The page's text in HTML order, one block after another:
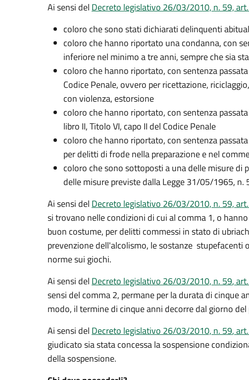
Ai sensi del Decreto legislativo 26/03/2010, n. 59,
coloro che sono stati dichiarati delinquenti
coloro che hanno riportato una condanna, con
inferiore nel minimo a tre anni, sempre che sia
coloro che hanno riportato, con sentenza
Codice Penale, ovvero per ricettazione,
con violenza, estorsione
coloro che hanno riportato, con sentenza
libro II, Titolo VI, capo II del Codice Penale
coloro che hanno riportato, con sentenza
per delitti di frode nella preparazione e nel
coloro che sono sottoposti a una delle misure
delle misure previste dalla Legge 31/05/1965,
Ai sensi del Decreto legislativo 26/03/2010, n. 59,
si trovano nelle condizioni di cui al comma 1, o
buon costume, per delitti commessi in stato di
prevenzione dell'alcolismo, le sostanze stupefacenti
norme sui giochi.
Ai sensi del Decreto legislativo 26/03/2010, n. 59,
sensi del comma 2, permane per la durata di cinque
modo, il termine di cinque anni decorre dal giorno
Ai sensi del Decreto legislativo 26/03/2010, n. 59,
giudicato sia stata concessa la sospensione
della sospensione.